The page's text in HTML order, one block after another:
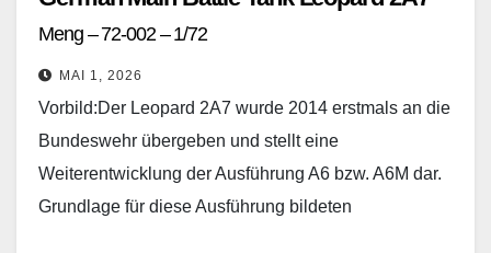
Meng – 72-002 – 1/72
MAI 1, 2026
Vorbild:Der Leopard 2A7 wurde 2014 erstmals an die
Bundeswehr übergeben und stellt eine
Weiterentwicklung der Ausführung A6 bzw. A6M dar.
Grundlage für diese Ausführung bildeten